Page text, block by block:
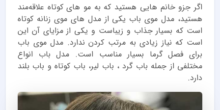
اگر جزو خانم هایی هستید که به مو های کوتاه علاقه‌مند
هستید، مدل موی باب یکی از مدل های موی زنانه کوتاه
است که بسیار جذاب و زیباست و یکی از مزایای آن این
است که نیاز زیادی به مرتب کردن ندارد. مدل موی باب
برای فصل گرما بسیار مناسب است. مدل باب انواع
مختلفی از جمله باب گرد ، باب لیر، باب کوتاه و باب بلند
دارد.